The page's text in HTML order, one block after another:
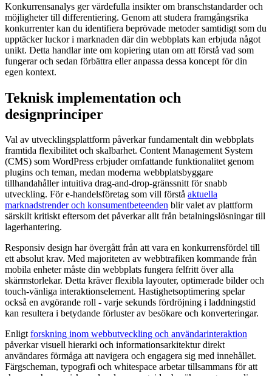
Konkurrensanalys ger värdefulla insikter om branschstandarder och
möjligheter till differentiering. Genom att studera framgångsrika
konkurrenter kan du identifiera beprövade metoder samtidigt som du
upptäcker luckor i marknaden där din webbplats kan erbjuda något
unikt. Detta handlar inte om kopiering utan om att förstå vad som
fungerar och sedan förbättra eller anpassa dessa koncept för din
egen kontext.
Teknisk implementation och
designprinciper
Val av utvecklingsplattform påverkar fundamentalt din webbplats
framtida flexibilitet och skalbarhet. Content Management System
(CMS) som WordPress erbjuder omfattande funktionalitet genom
plugins och teman, medan moderna webbplatsbyggare
tillhandahåller intuitiva drag-and-drop-gränssnitt för snabb
utveckling. För e-handelsföretag som vill förstå aktuella
marknadstrender och konsumentbeteenden blir valet av plattform
särskilt kritiskt eftersom det påverkar allt från betalningslösningar till
lagerhantering.
Responsiv design har övergått från att vara en konkurrensfördel till
ett absolut krav. Med majoriteten av webbtrafiken kommande från
mobila enheter måste din webbplats fungera felfritt över alla
skärmstorlekar. Detta kräver flexibla layouter, optimerade bilder och
touch-vänliga interaktionselement. Hastighetsoptimering spelar
också en avgörande roll - varje sekunds fördröjning i laddningstid
kan resultera i betydande förluster av besökare och konverteringar.
Enligtforskning inom webbutveckling och användarinteraktion
påverkar visuell hierarki och informationsarkitektur direkt
användares förmåga att navigera och engagera sig med innehållet.
Färgscheman, typografi och whitespace arbetar tillsammans för att